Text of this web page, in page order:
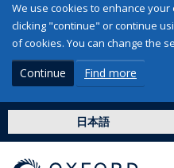
We use cookies to enhance
clicking "continue" or continue
of cookies. You can change the
Continue Find more
日本語